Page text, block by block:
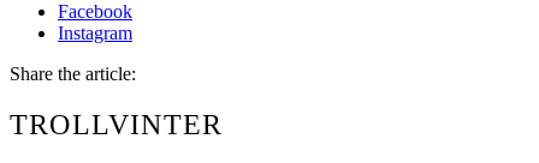
Facebook
Instagram
Search
Share the article:
TROLLVINTER